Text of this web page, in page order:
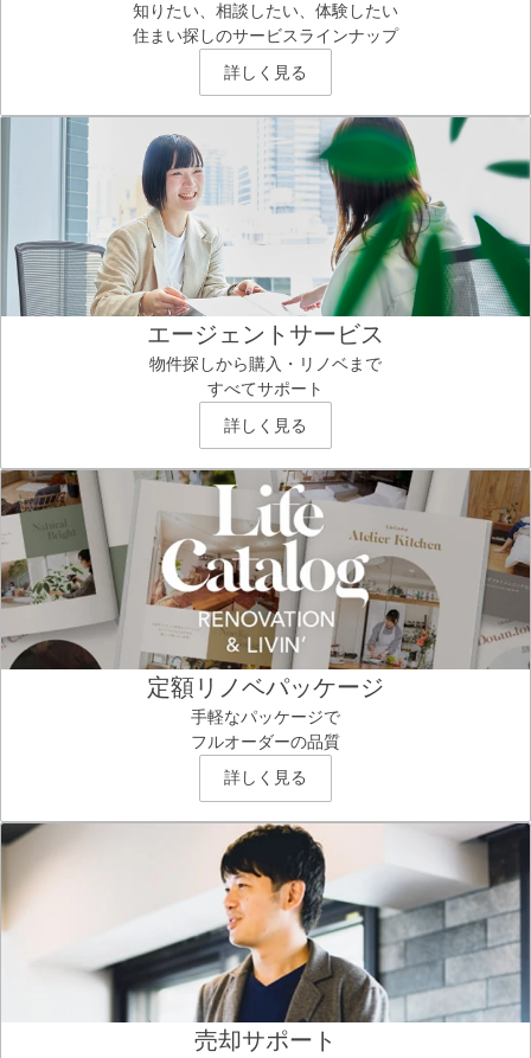
知りたい、相談したい、体験したい
住まい探しのサービスラインナップ
詳しく見る
エージェントサービス
物件探しから購入・リノベまで
すべてサポート
詳しく見る
定額リノベパッケージ
手軽なパッケージで
フルオーダーの品質
詳しく見る
売却サポート